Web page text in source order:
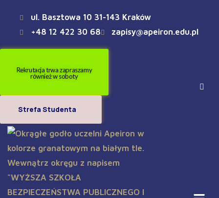
ul. Basztowa 10 31-143 Kraków
+48 12 422 30 68
zapisy@apeiron.edu.pl
Rekrutacja trwa zapraszamy
również w soboty
Strefa Studenta